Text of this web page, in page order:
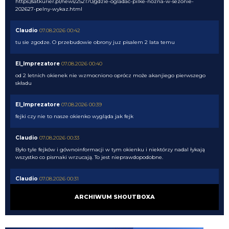
202627-pelny-wykaz.html
Claudio 07.08.2026 00:42
tu sie zgodze. O przebudowie obrony juz pisalem 2 lata temu
El_Imprezatore 07.08.2026 00:40
od 2 letnich okienek nie wzmocniono oprócz może akanjiego pierwszego
składu
El_Imprezatore 07.08.2026 00:39
fejki czy nie to nasze okienko wygląda jak fejk
Claudio 07.08.2026 00:33
Było tyle fejków i gównoinformacji w tym okienku i niektórzy nadal łykają
wszystko co pismaki wrzucają. To jest nieprawdopodobne.
Claudio 07.08.2026 00:31
El_Imprezatore 07.08.2026 00:09
ARCHIWUM SHOUTBOXA